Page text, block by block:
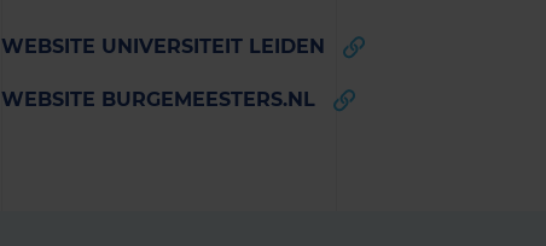
WEBSITE UNIVERSITEIT LEIDEN
WEBSITE BURGEMEESTERS.NL